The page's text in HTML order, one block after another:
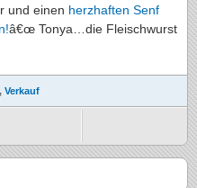
und einen herzhaften Senf
â€œ Tonya…die Fleischwurst
, Verkauf